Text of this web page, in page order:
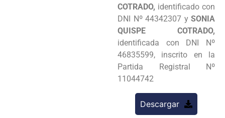
COTRADO, identificado con
DNI Nº 44342307 y SONIA
QUISPE COTRADO,
identificada con DNI Nº
46835599, inscrito en la
Partida Registral Nº
11044742
Descargar